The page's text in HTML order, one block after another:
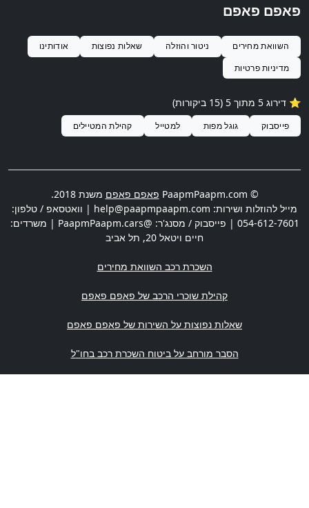
פאפם פאפם
השוואת מחירים ניטור והוזלה שאלות נפוצות
אודותינו
מדיניות פרטיות
⭐️ דירוג 5 מתוך 5 (15 ביקורות)
פייסבוק גוגל מפות למטייל קהילת המטיילים
© PaapmPaapm.com פאפם פאפם משנת 2018.
מייל להוזלות ושירות: help@paapmpaapm.com | וואטסאפ / טלפון:
054-612-7601 | פייסבוק / מסנג'ר: @PaapmPaapm.cars | משרדים:
חיים ויטאל 20
, תל אביב
השכרת רכב השוואת מחירים
קהילת שוכרי הרכב של פאפם פאפם
שאלות נפוצות על השירות של פאפם פאפם
הסבר מורחב על ביטוח השכרת רכב בחו"ל